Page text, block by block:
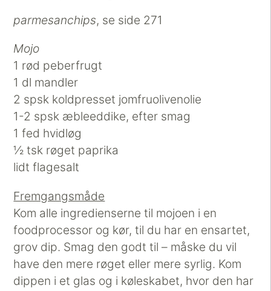
parmesanchips, se side 271
Mojo
1 rød peberfrugt
1 dl mandler
2 spsk koldpresset jomfruolivenolie
1-2 spsk æbleeddike, efter smag
1 fed hvidløg
½ tsk røget paprika
lidt flagesalt
Fremgangsmåde
Kom alle ingredienserne til mojoen i en
foodprocessor og kør, til du har en ensartet,
grov dip. Smag den godt til – måske du vil
have den mere røget eller mere syrlig. Kom
dippen i et glas og i køleskabet, hvor den har